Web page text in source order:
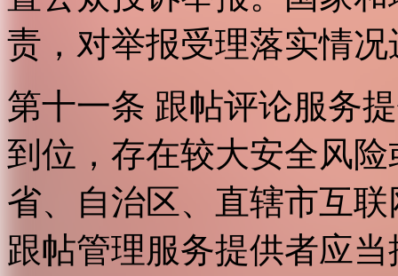
责，对举报受理落实情
第十一条 跟帖评论服务
到位，存在较大安全风
省、自治区、直辖市互
跟帖管理服务提供者应